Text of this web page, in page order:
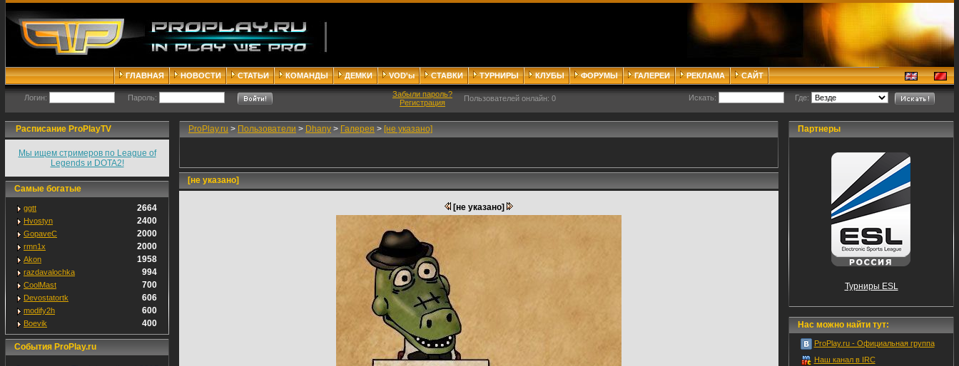
ГЛАВНАЯ НОВОСТИ СТАТЬИ КОМАНДЫ ДЕМКИ VOD'ы СТАВКИ ТУРНИРЫ КЛУБЫ ФОРУМЫ ГАЛЕРЕИ РЕКЛАМА САЙТ
Логин: Пароль:
Забыли пароль?
Регистрация
Пользователей онлайн: 0 Искать: Где:
Расписание ProPlayTV
Мы ищем стримеров по League of
Legends и DOTA2!
Самые богатые
ggtt 2664
Hvostyn 2400
GopaveC 2000
rmn1x 2000
Akon 1958
razdavalochka 994
CoolMast 700
Devostatortk 606
modify2h 600
Boevik 400
События ProPlay.ru
ProPlay.ru > Пользователи > Dhany > Галерея > [не указано]
[не указано]
[не указано]
Партнеры
Турниры ESL
Нас можно найти тут:
ProPlay.ru - Официальная группа
Наш канал в IRC